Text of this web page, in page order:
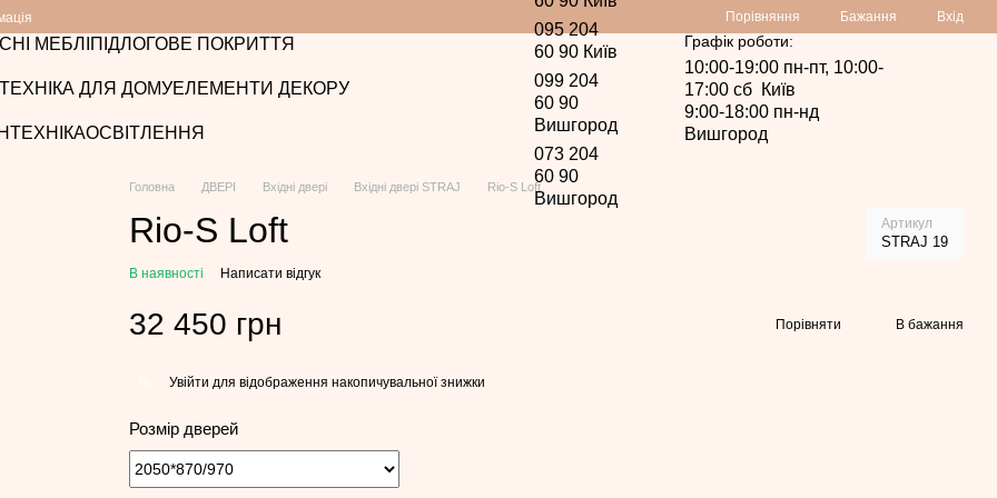
Порівняння Бажання Вхід
МЕБЛІ ПІДЛОГОВЕ ПОКРИТТЯ
ТЕХНІКА ДЛЯ ДОМУЕЛЕМЕНТИ ДЕКОРУ
ОСВІТЛЕННЯ
095 204
60 90 Київ
099 204
60 90
Вишгород
073 204
60 90
Вишгород
Графік роботи:
10:00-19:00 пн-пт, 10:00-
17:00 сб Київ
9:00-18:00 пн-нд
Вишгород
Головна ДВЕРІ Вхідні двері Вхідні двері STRAJ Rio-S Loft
Rio-S Loft Артикул
STRAJ 19
В наявності Написати відгук
32 450 грн Порівняти В бажання
Увійти для відображення накопичувальної знижки
Розмір дверей